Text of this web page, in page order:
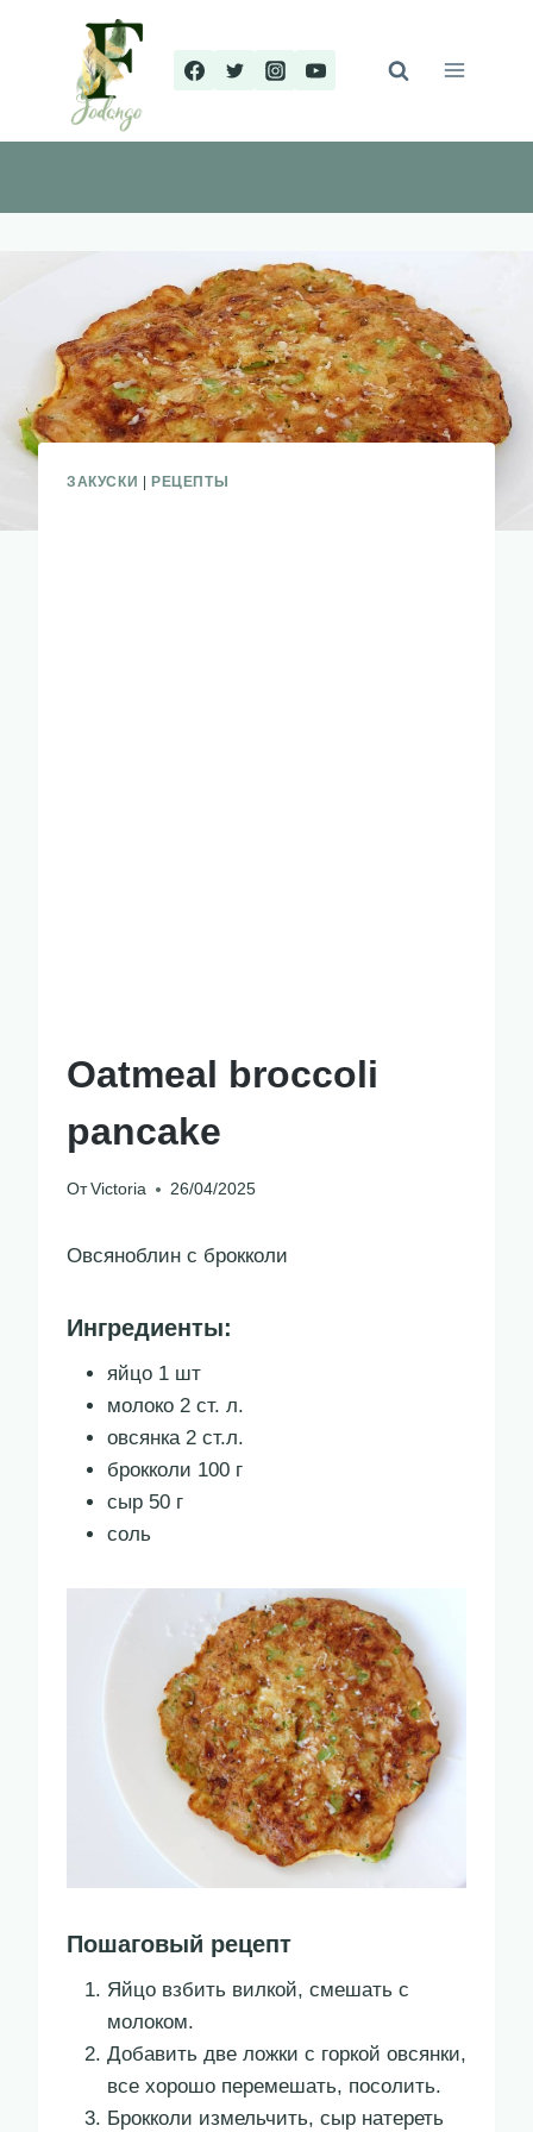
содержимому
ЗАКУСКИ РЕЦЕПТЫ
Oatmeal broccoli
pancake
От Victoria 26/04/2025
Овсяноблин с брокколи
Ингредиенты:
яйцо 1 шт
молоко 2 ст. л.
овсянка 2 ст.л.
брокколи 100 г
сыр 50 г
соль
Пошаговый рецепт
Яйцо взбить вилкой, смешать с
молоком.
Добавить две ложки с горкой овсянки,
все хорошо перемешать, посолить.
Брокколи измельчить, сыр натереть